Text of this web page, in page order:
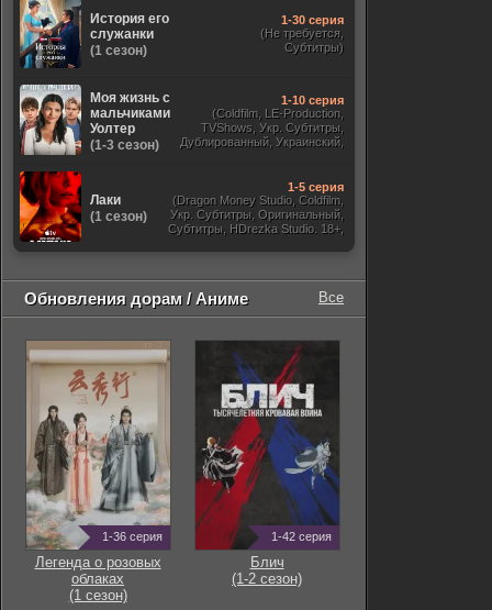
История его
служанки
(1 сезон)
1-30 серия
(Не требуется,
Субтитры)
Моя жизнь с
мальчиками
Уолтер
(1-3 сезон)
1-10 серия
(Coldfilm, LE-Production,
TVShows, Укр. Субтитры,
Дублированный, Украинский,
Лаки
(1 сезон)
1-5 серия
(Dragon Money Studio, Coldfilm,
Укр. Субтитры, Оригинальный,
Субтитры, HDrezka Studio. 18+,
Обновления дорам / Аниме Все
1-36 серия
Легенда о розовых
облаках
(1 сезон)
1-42 серия
Блич
(1-2 сезон)